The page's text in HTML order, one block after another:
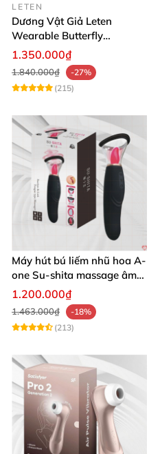
LETEN
Dương Vật Giả Leten
Wearable Butterfly
Bluetooth Đa Năng
1.350.000₫
1.840.000₫
-27%
(215)
Máy hút bú liếm nhũ hoa A-
one Su-shita massage âm
đạo độc đáo
1.200.000₫
1.463.000₫
-18%
(213)